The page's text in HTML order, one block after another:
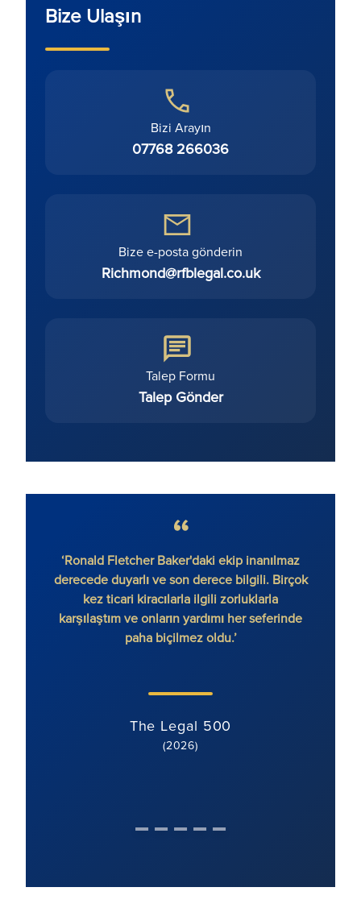
Bize Ulaşın
Bizi Arayın
07768 266036
Bize e-posta gönderin
Richmond@rfblegal.co.uk
Talep Formu
Talep Gönder
‘Ronald Fletcher Baker'daki ekip inanılmaz
derecede duyarlı ve son derece bilgili. Birçok
kez ticari kiracılarla ilgili zorluklarla
karşılaştım ve onların yardımı her seferinde
paha biçilmez oldu.’
The Legal 500
(2026)